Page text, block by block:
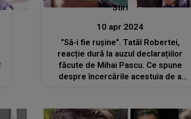
Stiri
10 apr 2024
"Să-i fie rușine". Tatăl Robertei,
reacție dură la auzul declarațiilor
făcute de Mihai Pascu. Ce spune
despre încercările acestuia de a